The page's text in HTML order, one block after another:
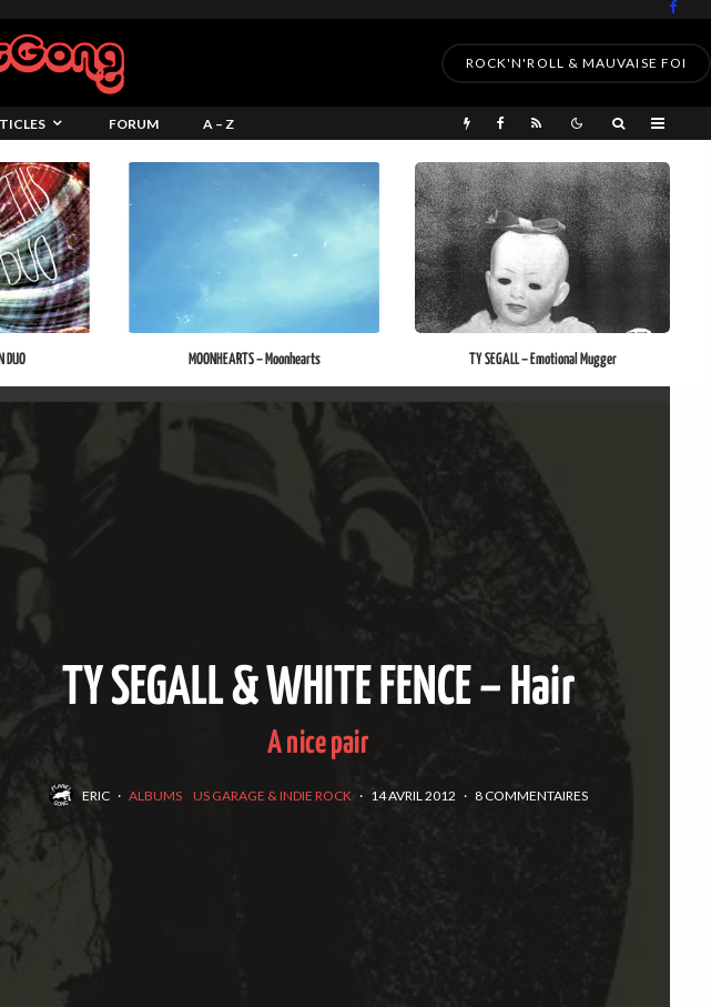
ROCK'N'ROLL & MAUVAISE FOI
FORUM A – Z
DUO MOONHEARTS – Moonhearts TY SEGALL – Emotional Mugger
TY SEGALL & WHITE FENCE – Hair
A nice pair
ERIC · ALBUMS US GARAGE & INDIE ROCK · 14 AVRIL 2012 · 8 COMMENTAIRES